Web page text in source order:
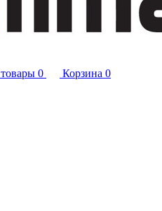
0 Корзина 0